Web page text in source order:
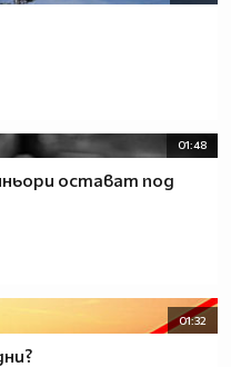
01:48
остават под
01:32